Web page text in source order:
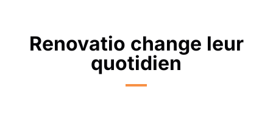
Renovatio change leur
quotidien